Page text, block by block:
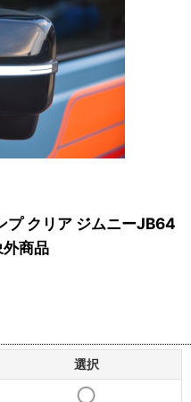
プ クリア ジムニーJB64
商品
選択